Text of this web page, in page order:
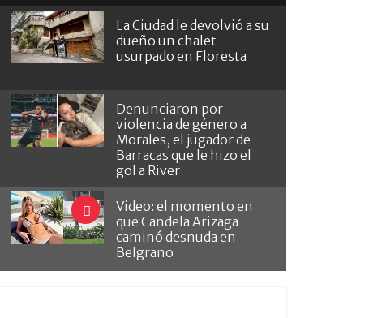
La Ciudad le devolvió a su
dueño un chalet
usurpado en Floresta
Denunciaron por
violencia de género a
Morales, el jugador de
Barracas que le hizo el
gol a River
Video: el momento en
que Candela Arizaga
caminó desnuda en
Belgrano